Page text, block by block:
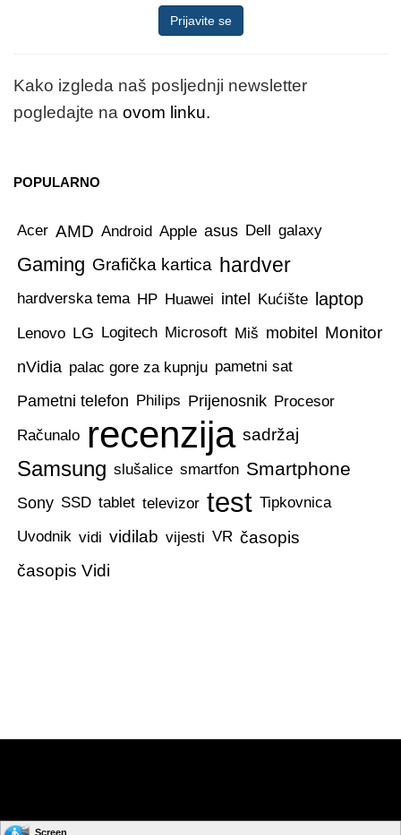
Kako izgleda naš posljednji newsletter
pogledajte na ovom linku.
POPULARNO
Acer AMD Android Apple asus Dell galaxy
Gaming Grafička kartica hardver
hardverska tema HP Huawei intel Kućište laptop
Lenovo LG Logitech Microsoft Miš mobitel Monitor
nVidia palac gore za kupnju pametni sat
Pametni telefon Philips Prijenosnik Procesor
Računalo recenzija sadržaj
Samsung slušalice smartfon Smartphone
Sony SSD tablet televizor test Tipkovnica
Uvodnik vidi vidilab vijesti VR časopis
časopis Vidi